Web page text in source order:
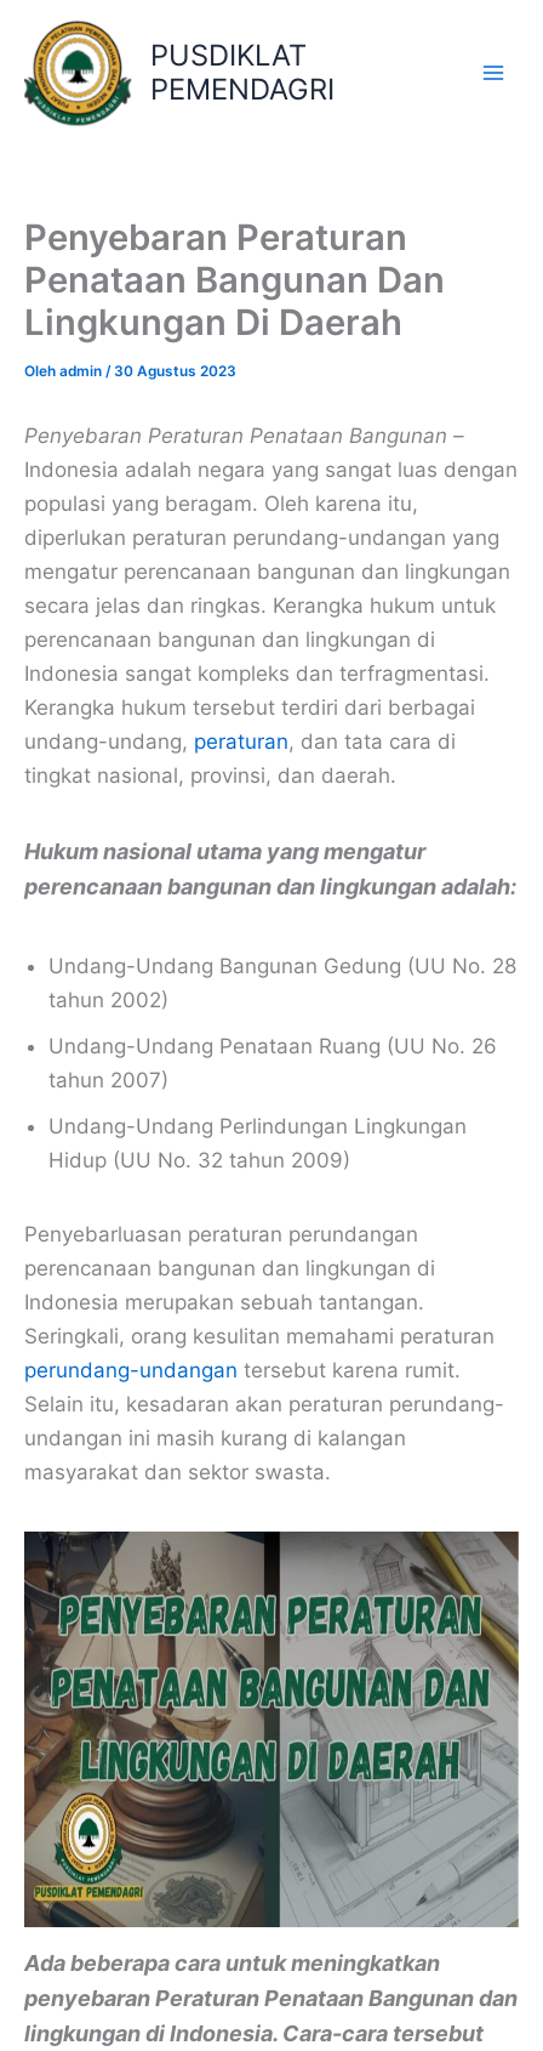
konten
PUSDIKLAT
PEMENDAGRI
Penyebaran Peraturan
Penataan Bangunan Dan
Lingkungan Di Daerah
Oleh admin /30 Agustus 2023
Penyebaran Peraturan Penataan Bangunan –
Indonesia adalah negara yang sangat luas dengan
populasi yang beragam. Oleh karena itu,
diperlukan peraturan perundang-undangan yang
mengatur perencanaan bangunan dan lingkungan
secara jelas dan ringkas. Kerangka hukum untuk
perencanaan bangunan dan lingkungan di
Indonesia sangat kompleks dan terfragmentasi.
Kerangka hukum tersebut terdiri dari berbagai
undang-undang, peraturan, dan tata cara di
tingkat nasional, provinsi, dan daerah.
Hukum nasional utama yang mengatur
perencanaan bangunan dan lingkungan adalah:
Undang-Undang Bangunan Gedung (UU No. 28
tahun 2002)
Undang-Undang Penataan Ruang (UU No. 26
tahun 2007)
Undang-Undang Perlindungan Lingkungan
Hidup (UU No. 32 tahun 2009)
Penyebarluasan peraturan perundangan
perencanaan bangunan dan lingkungan di
Indonesia merupakan sebuah tantangan.
Seringkali, orang kesulitan memahami peraturan
perundang-undangan tersebut karena rumit.
Selain itu, kesadaran akan peraturan perundang-
undangan ini masih kurang di kalangan
masyarakat dan sektor swasta.
Ada beberapa cara untuk meningkatkan
penyebaran Peraturan Penataan Bangunandan
lingkungan di Indonesia. Cara-cara tersebut